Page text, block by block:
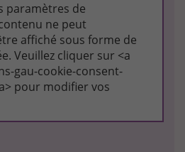
paramètres de
ne peut
affiché sous forme de
Veuillez cliquer sur <a
gau-cookie-consent-
pour modifier vos